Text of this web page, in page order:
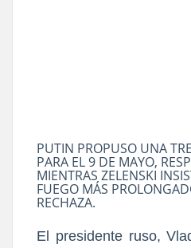
PUTIN PROPUSO UNA
PARA EL 9 DE MAYO,
MIENTRAS ZELENSKI
FUEGO MÁS
RECHAZA.
El presidente ruso,